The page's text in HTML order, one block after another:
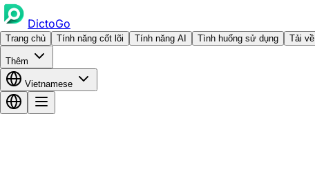
DictoGo
Trang chủ Tính năng cốt lõi Tính năng AI Tình huống sử dụng Tải về
Thêm
Vietnamese